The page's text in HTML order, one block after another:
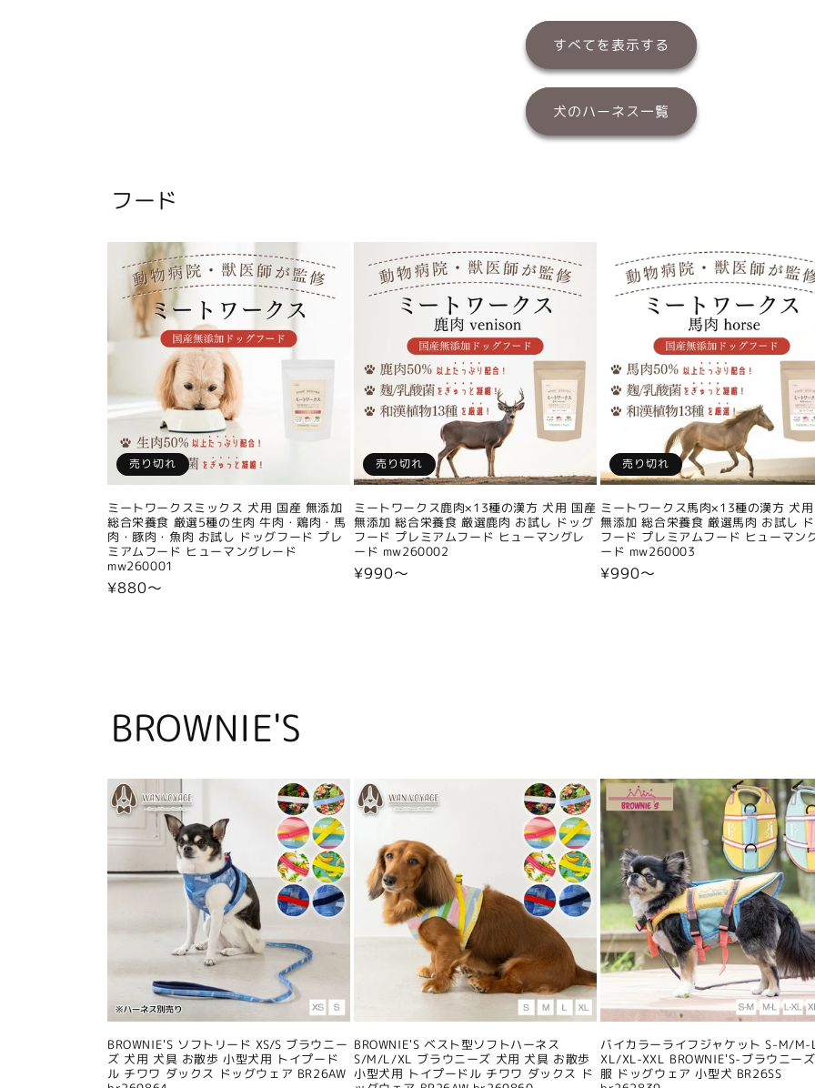
格
すべてを表示する
犬のハーネス一覧
フード
売り切れ
ミートワークスミックス 犬用 国産 無添加
総合栄養食 厳選5種の生肉 牛肉・鶏肉・馬
肉・豚肉・魚肉 お試し ドッグフード プレ
ミアムフード ヒューマングレード
mw260001
通
¥880〜
売り切れ
ミートワークス鹿肉×13種の漢方 犬用 国産
無添加 総合栄養食 厳選鹿肉 お試し ドッグ
フード プレミアムフード ヒューマングレ
ード mw260002
通
¥990〜
売り切れ
ミートワークス馬肉×13種の漢方 犬
無添加 総合栄養食 厳選馬肉 お試し
フード プレミアムフード ヒューマン
ード mw260003
通
¥990〜
BROWNIE'S
BROWNIE'S ソフトリード XS/S ブラウニー
ズ 犬用 犬具 お散歩 小型犬用 トイプード
ル チワワ ダックス ドッグウェア BR26AW
BROWNIE'S ベスト型ソフトハーネス
S/M/L/XL ブラウニーズ 犬用 犬具 お散歩
小型犬用 トイプードル チワワ ダックス ド
バイカラーライフジャケット S-M/
XL/XL-XXL BROWNIE'S-ブラウニー
服 ドッグウェア 小型犬 BR26SS